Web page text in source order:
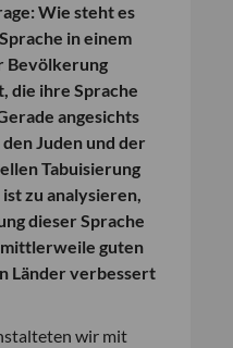
Wie steht es
in einem
Bevölkerung
die ihre Sprache
angesichts
Juden und der
Tabuisierung
zu analysieren,
dieser Sprache
mittlerweile guten
Länder verbessert
wir mit